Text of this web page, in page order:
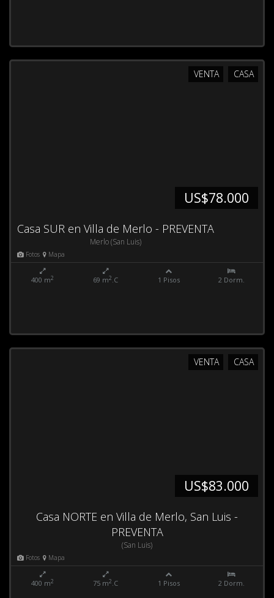
CASA
VENTA
US$78.000
Casa SUR en Villa de Merlo - PREVENTA
Merlo (San Luis)
Fotos Mapa
400 m2 69 m2.C 1 Pisos 2 Dorm.
CASA
VENTA
US$83.000
Casa NORTE en Villa de Merlo, San Luis -
PREVENTA
(San Luis)
Fotos Mapa
400 m2 75 m2.C 1 Pisos 2 Dorm.